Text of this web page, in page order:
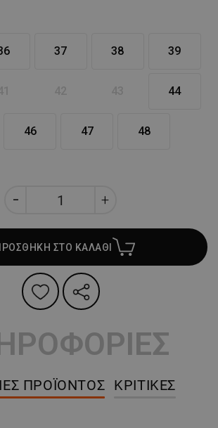
37 38 39
44
46 47 48
ΣΤΟ ΚΑΛΑΘΙ
ΠΡΟΪΌΝΤΟΣ ΚΡΙΤΙΚΈΣ